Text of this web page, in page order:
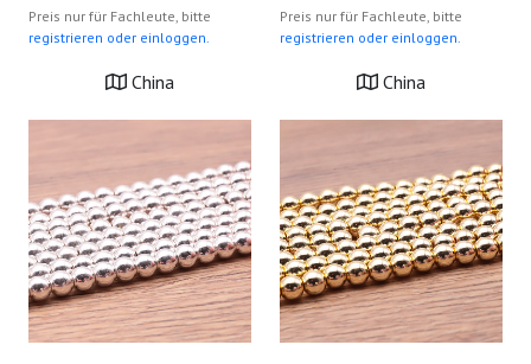
Preis nur für Fachleute, bitte
registrieren oder einloggen.
China
Preis nur für Fachleute, bitte
registrieren oder einloggen.
China